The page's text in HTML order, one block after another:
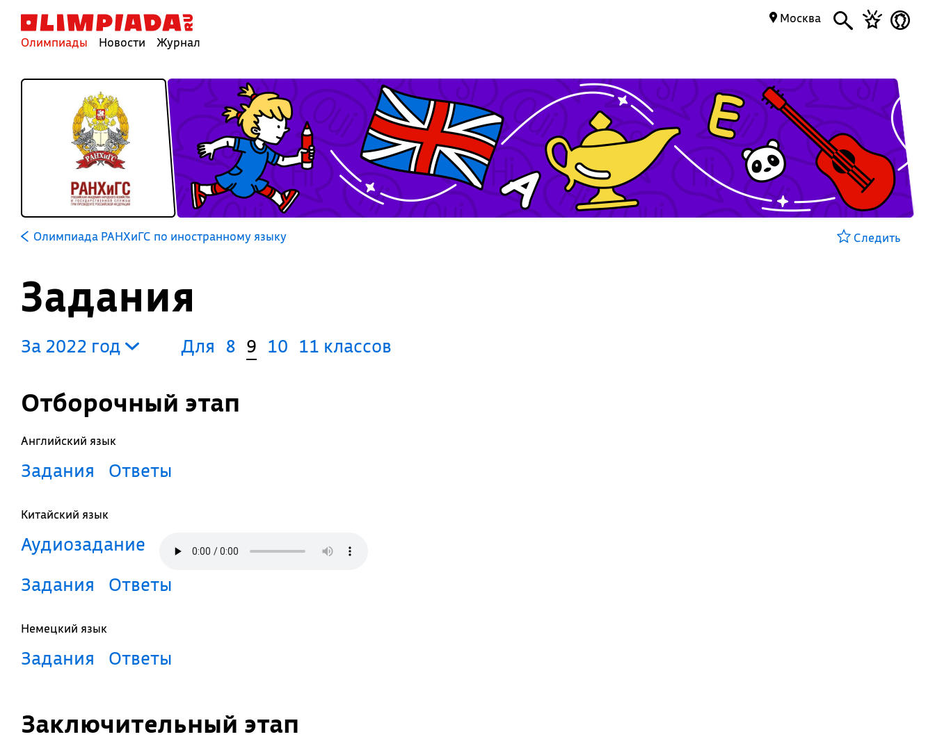
Олимпиады Новости Журнал
Москва
Олимпиада РАНХиГС по иностранному языку Следить
Задания
За 2022 год Для 8 9 10 11 классов
Отборочный этап
Английский язык
Задания Ответы
Китайский язык
Аудиозадание
Задания
Ответы
Немецкий язык
Задания Ответы
Заключительный этап